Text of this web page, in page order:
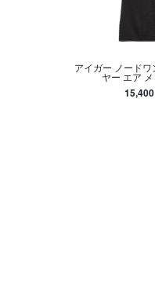
アイガー ノード
ヤー エア